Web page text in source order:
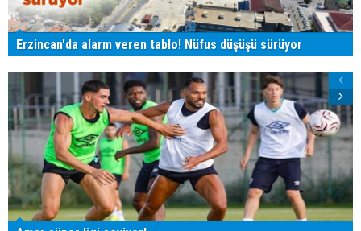
Erzincan'da alarm veren tablo! Nüfus düşüşü sürüyor